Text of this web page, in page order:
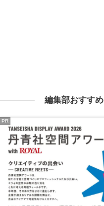
編集部おすすめ
PR